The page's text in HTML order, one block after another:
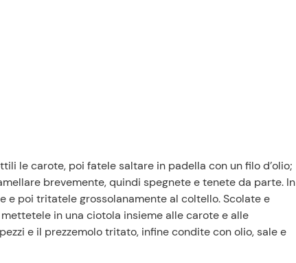
le carote, poi fatele saltare in padella con un filo d’olio;
brevemente, quindi spegnete e tenete da parte. In
e poi tritatele grossolanamente al coltello. Scolate e
in una ciotola insieme alle carote e alle
e il prezzemolo tritato, infine condite con olio, sale e